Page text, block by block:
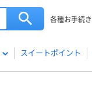
各種お手続き
スイートポイント